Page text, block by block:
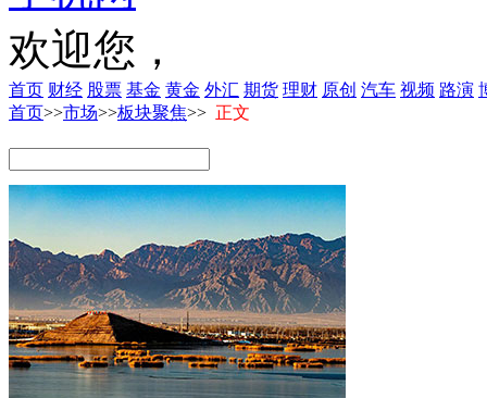
欢迎您，
首页 财经 股票 基金 黄金 外汇 期货 理财 原创 汽车 视频 路演
首页>>市场>>板块聚焦>> 正文